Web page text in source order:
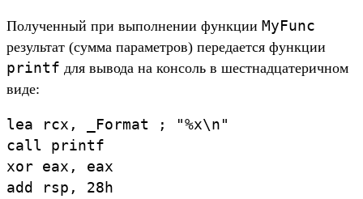
По­лучен­ный при выпол­нении фун­кции MyFunc
резуль­тат (сум­ма парамет­ров) переда­ется фун­кции
printf для вывода на кон­соль в шес­тнад­цатерич­ном
виде:
lea rcx , _Format ; "%x\n"
call
printf
xor eax ,
eax
add
rsp ,
28h